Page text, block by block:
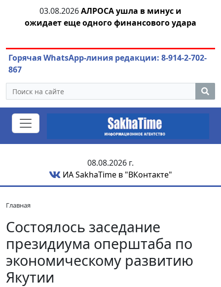
03.08.2026АЛРОСА ушла в минус и
ожидает еще одного финансового удара
Горячая WhatsApp-линия редакции: 8-914-2-702-
867
08.08.2026 г.
ИА SakhaTime в "ВКонтакте"
Главная
Состоялось заседание
президиума оперштаба по
экономическому развитию
Якутии